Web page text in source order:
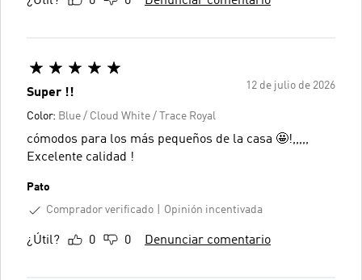
12 de julio de 2026
Super !!
Color: Blue / Cloud White / Trace Royal
cómodos para los más pequeños de la casa 🤩!,,,,,
Excelente calidad !
Pato
Comprador verificado
Opinión incentivada
¿Útil? 0 0 Denunciar comentario